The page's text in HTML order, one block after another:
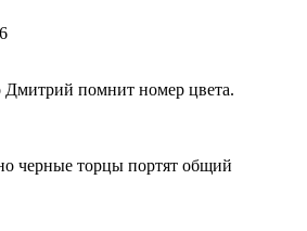
Дмитрий помнит номер цвета.
черные торцы портят общий